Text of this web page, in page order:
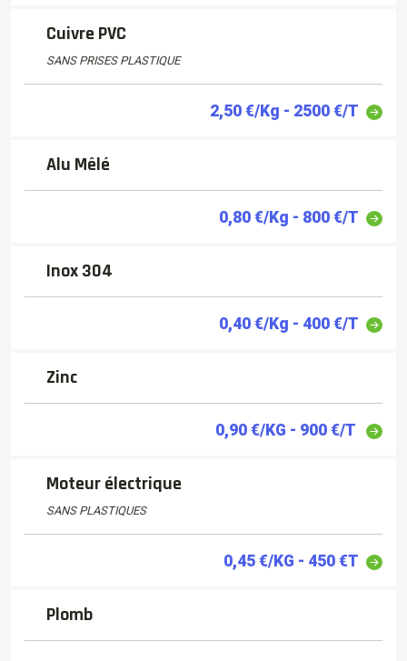
Cuivre PVC
SANS PRISES PLASTIQUE
2,50 €/Kg - 2500 €/T
Alu Mêlé
0,80 €/Kg - 800 €/T
Inox 304
0,40 €/Kg - 400 €/T
Zinc
0,90 €/KG - 900 €/T
Moteur électrique
SANS PLASTIQUES
0,45 €/KG - 450 €T
Plomb